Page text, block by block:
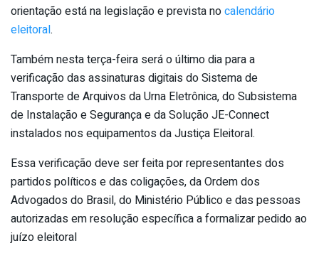
orientação está na legislação e prevista nocalendário
eleitoral.
Também nesta terça-feira será o último dia para a
verificação das assinaturas digitais do Sistema de
Transporte de Arquivos da Urna Eletrônica, do Subsistema
de Instalação e Segurança e da Solução JE-Connect
instalados nos equipamentos da Justiça Eleitoral.
Essa verificação deve ser feita por representantes dos
partidos políticos e das coligações, da Ordem dos
Advogados do Brasil, do Ministério Público e das pessoas
autorizadas em resolução específica a formalizar pedido ao
juízo eleitoral